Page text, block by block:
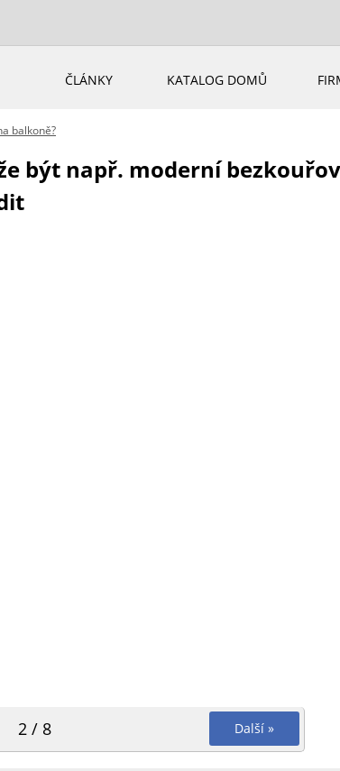
ČLÁNKY KATALOG DOMŮ
balkoně?
být např. moderní
Další »
2 / 8